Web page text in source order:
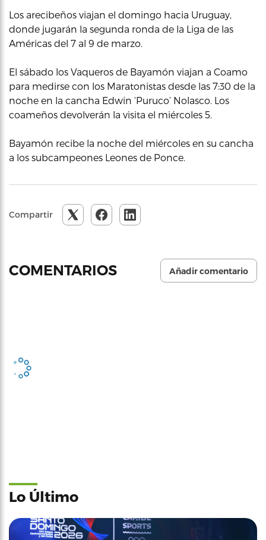
Los arecibeños viajan el domingo hacia Uruguay,
donde jugarán la segunda ronda de la Liga de las
Américas del 7 al 9 de marzo.
El sábado los Vaqueros de Bayamón viajan a Coamo
para medirse con los Maratonistas desde las 7:30 de la
noche en la cancha Edwin ‘Puruco’ Nolasco. Los
coameños devolverán la visita el miércoles 5.
Bayamón recibe la noche del miércoles en su cancha
a los subcampeones Leones de Ponce.
Compartir
COMENTARIOS Añadir comentario
Lo Último